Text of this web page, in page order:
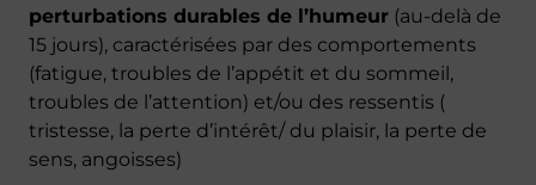
perturbations durables de l’humeur (au-delà de
15 jours), caractérisées par des comportements
(fatigue, troubles de l’appétit et du sommeil,
troubles de l’attention) et/ou des ressentis (
tristesse, la perte d’intérêt/ du plaisir, la perte de
sens, angoisses)